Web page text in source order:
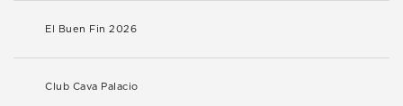
El Buen Fin 2026
Club Cava Palacio